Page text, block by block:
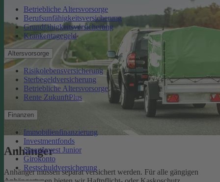
Betriebliche Altersvorsorge
Berufsunfähigkeitsversicherung
Grundfähigkeitsversicherung
Krankentagegeld
Altersvorsorge
Risikolebensversicherung
Sterbegeldversicherung
Betriebliche Altersvorsorge
Rente ZukunftPlus
Finanzen
Immobilienfinanzierung
Investmentfonds
SmartInvest Junior
Girokonto
Restschuldversicherung
Anhänger
Anhänger müssen separat versichert werden. Für alle gängigen